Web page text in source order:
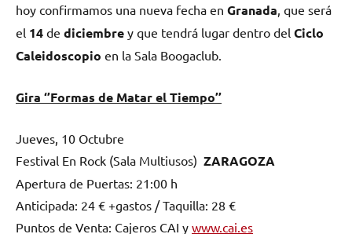
hoy confirmamos una nueva fecha en Granada , que será
el 14 de diciembre y que tendrá lugar dentro del Ciclo
Caleidoscopio en la Sala Boogaclub.
Gira ‘’Formas de Matar el Tiempo’’
Jueves, 10 Octubre
Festival En Rock (Sala Multiusos) ZARAGOZA
Apertura de Puertas: 21:00 h
Anticipada: 24 € +gastos / Taquilla: 28 €
Puntos de Venta: Cajeros CAI y www.cai.es